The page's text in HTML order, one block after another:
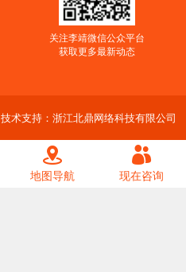
地图导航 现在咨询
关注李靖微信公众平台
获取更多最新动态
技术支持：浙江北鼎网络科技有限公司